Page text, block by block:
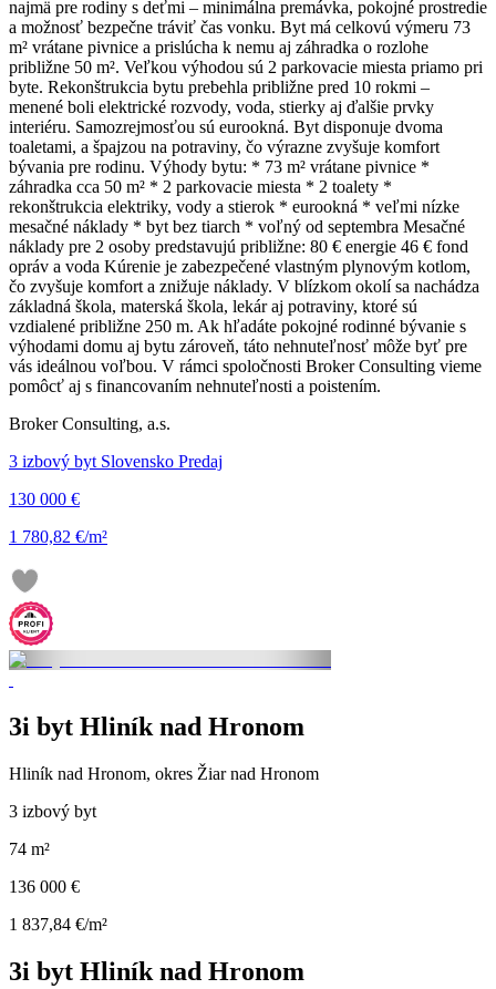
najmä pre rodiny s deťmi – minimálna premávka, pokojné prostredie
a možnosť bezpečne tráviť čas vonku. Byt má celkovú výmeru 73
m² vrátane pivnice a prislúcha k nemu aj záhradka o rozlohe
približne 50 m². Veľkou výhodou sú 2 parkovacie miesta priamo pri
byte. Rekonštrukcia bytu prebehla približne pred 10 rokmi –
menené boli elektrické rozvody, voda, stierky aj ďalšie prvky
interiéru. Samozrejmosťou sú eurookná. Byt disponuje dvoma
toaletami, a špajzou na potraviny, čo výrazne zvyšuje komfort
bývania pre rodinu. Výhody bytu: * 73 m² vrátane pivnice *
záhradka cca 50 m² * 2 parkovacie miesta * 2 toalety *
rekonštrukcia elektriky, vody a stierok * eurookná * veľmi nízke
mesačné náklady * byt bez tiarch * voľný od septembra Mesačné
náklady pre 2 osoby predstavujú približne: 80 € energie 46 € fond
opráv a voda Kúrenie je zabezpečené vlastným plynovým kotlom,
čo zvyšuje komfort a znižuje náklady. V blízkom okolí sa nachádza
základná škola, materská škola, lekár aj potraviny, ktoré sú
vzdialené približne 250 m. Ak hľadáte pokojné rodinné bývanie s
výhodami domu aj bytu zároveň, táto nehnuteľnosť môže byť pre
vás ideálnou voľbou. V rámci spoločnosti Broker Consulting vieme
pomôcť aj s financovaním nehnuteľnosti a poistením.
Broker Consulting, a.s.
3 izbový byt Slovensko Predaj
130 000 €
1 780,82 €/m²
3i byt Hliník nad Hronom
Hliník nad Hronom, okres Žiar nad Hronom
3 izbový byt
74 m²
136 000 €
1 837,84 €/m²
3i byt Hliník nad Hronom